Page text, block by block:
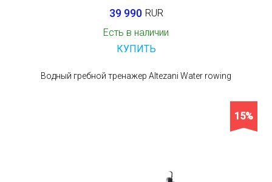
39 990 RUR
Есть в наличии
КУПИТЬ
Водный гребной тренажер Altezani Water rowing
15%